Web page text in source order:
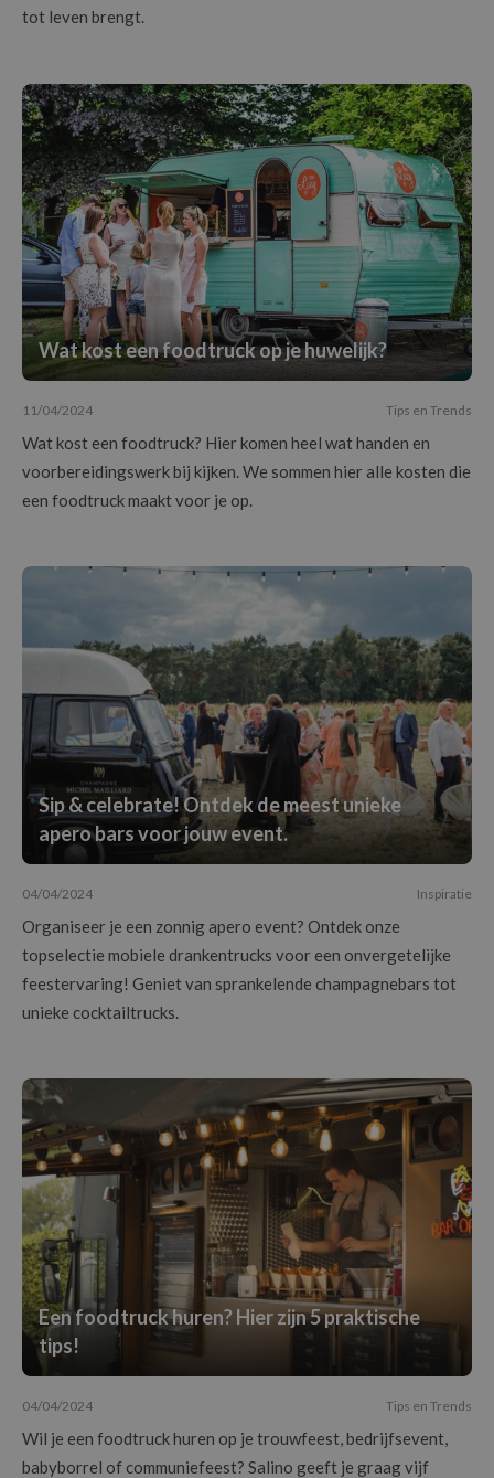
tot leven brengt.
Wat kost een foodtruck op je huwelijk?
Tips en Trends
11/04/2024
Wat kost een foodtruck? Hier komen heel wat handen en
voorbereidingswerk bij kijken. We sommen hier alle kosten die
een foodtruck maakt voor je op.
Sip & celebrate! Ontdek de meest unieke
apero bars voor jouw event.
Inspiratie
04/04/2024
Organiseer je een zonnig apero event? Ontdek onze
topselectie mobiele drankentrucks voor een onvergetelijke
feestervaring! Geniet van sprankelende champagnebars tot
unieke cocktailtrucks.
Een foodtruck huren? Hier zijn 5 praktische
tips!
Tips en Trends
04/04/2024
Wil je een foodtruck huren op je trouwfeest, bedrijfsevent,
babyborrel of communiefeest? Salino geeft je graag vijf